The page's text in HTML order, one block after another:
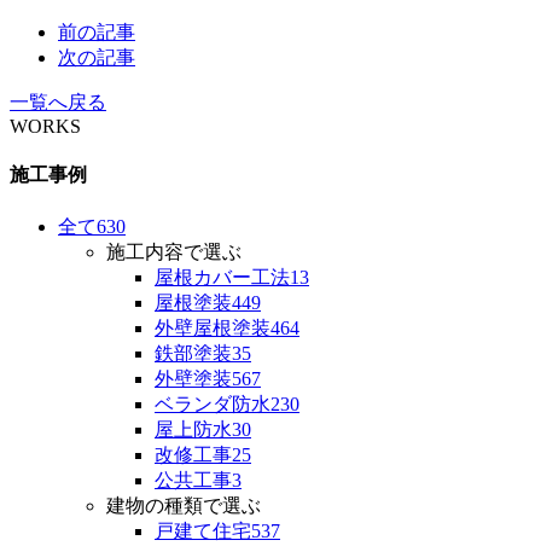
前の記事
次の記事
一覧へ戻る
WORKS
施工事例
全て630
施工内容で選ぶ
屋根カバー工法13
屋根塗装449
外壁屋根塗装464
鉄部塗装35
外壁塗装567
ベランダ防水230
屋上防水30
改修工事25
公共工事3
建物の種類で選ぶ
戸建て住宅537